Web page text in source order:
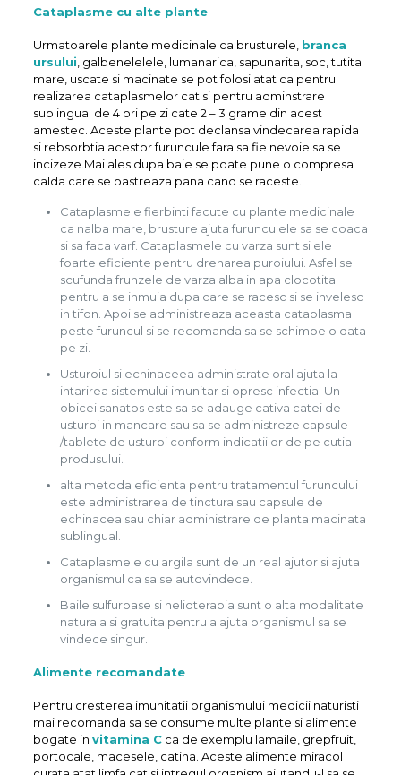
Cataplasme cu alte plante
Urmatoarele plante medicinale ca brusturele, branca
ursului , galbenelelele, lumanarica, sapunarita, soc, tutita
mare, uscate si macinate se pot folosi atat ca pentru
realizarea cataplasmelor cat si pentru adminstrare
sublingual de 4 ori pe zi cate 2 – 3 grame din acest
amestec. Aceste plante pot declansa vindecarea rapida
si rebsorbtia acestor furuncule fara sa fie nevoie sa se
incizeze.Mai ales dupa baie se poate pune o compresa
calda care se pastreaza pana cand se raceste.
Cataplasmele fierbinti facute cu plante medicinale
ca nalba mare, brusture ajuta furunculele sa se coaca
si sa faca varf. Cataplasmele cu varza sunt si ele
foarte eficiente pentru drenarea puroiului. Asfel se
scufunda frunzele de varza alba in apa clocotita
pentru a se inmuia dupa care se racesc si se invelesc
in tifon. Apoi se administreaza aceasta cataplasma
peste furuncul si se recomanda sa se schimbe o data
pe zi.
Usturoiul si echinaceea administrate oral ajuta la
intarirea sistemului imunitar si opresc infectia. Un
obicei sanatos este sa se adauge cativa catei de
usturoi in mancare sau sa se administreze capsule
/tablete de usturoi conform indicatiilor de pe cutia
produsului.
alta metoda eficienta pentru tratamentul furuncului
este administrarea de tinctura sau capsule de
echinacea sau chiar administrare de planta macinata
sublingual.
Cataplasmele cu argila sunt de un real ajutor si ajuta
organismul ca sa se autovindece.
Baile sulfuroase si helioterapia sunt o alta modalitate
naturala si gratuita pentru a ajuta organismul sa se
vindece singur.
Alimente recomandate
Pentru cresterea imunitatii organismului medicii naturisti
mai recomanda sa se consume multe plante si alimente
bogate in vitamina Cca de exemplu lamaile, grepfruit,
portocale, macesele, catina. Aceste alimente miracol